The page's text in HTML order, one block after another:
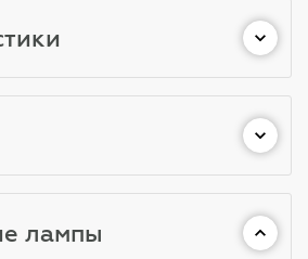
лампы